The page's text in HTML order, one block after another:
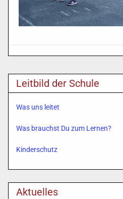
Leitbild der Schule
Was uns leitet
Was brauchst Du zum Lernen?
Kinderschutz
Aktuelles